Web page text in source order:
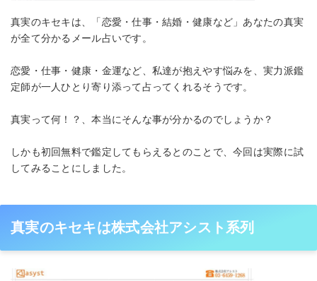
真実のキセキは、「恋愛・仕事・結婚・健康など」あなたの真実
が全て分かるメール占いです。
恋愛・仕事・健康・金運など、私達が抱えやす悩みを、実力派鑑
定師が一人ひとり寄り添って占ってくれるそうです。
真実って何！？、本当にそんな事が分かるのでしょうか？
しかも初回無料で鑑定してもらえるとのことで、今回は実際に試
してみることにしました。
真実のキセキは株式会社アシスト系列